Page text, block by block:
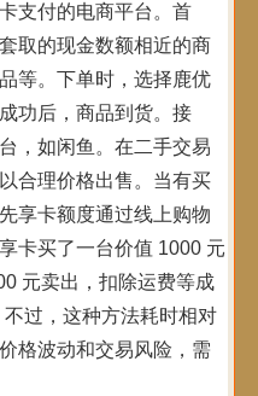
支付的电商平台。首
取的现金数额相近的商
等。下单时，选择鹿优
功后，商品到货。接
，如闲鱼。在二手交易
合理价格出售。当有买
享卡额度通过线上购物
卡买了一台价值 1000 元
元卖出，扣除运费等成
过，这种方法耗时相对
格波动和交易风险，需